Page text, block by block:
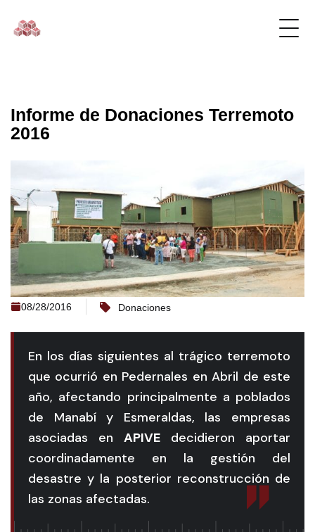
Informe de Donaciones Terremoto
2016
08/28/2016 Donaciones
En los días siguientes al trágico terremoto
que ocurrió en Pedernales en Abril de este
año, afectando principalmente a poblados
de Manabí y Esmeraldas, las empresas
asociadas en APIVE decidieron aportar
coordinadamente en la gestión del
desastre y la posterior reconstrucción de
las zonas afectadas.